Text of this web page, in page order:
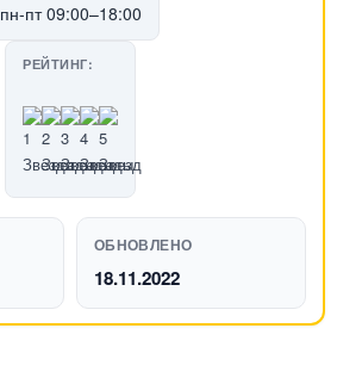
пн-пт 09:00–18:00
РЕЙТИНГ:
ОБНОВЛЕНО
18.11.2022